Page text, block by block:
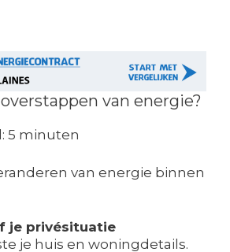
van energie?
5 minuten
van energie binnen
je privésituatie
je huis en woningdetails.